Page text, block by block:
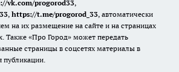
vk.com/progorod33,
, https://t.me/progorod_33, автоматически
на их размещение на сайте и на страницах
Также «Про Город» может передать
страницы в соцсетях материалы в
публикации.